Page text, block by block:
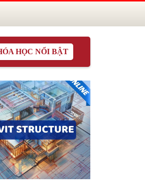
HỌC NỔI BẬT